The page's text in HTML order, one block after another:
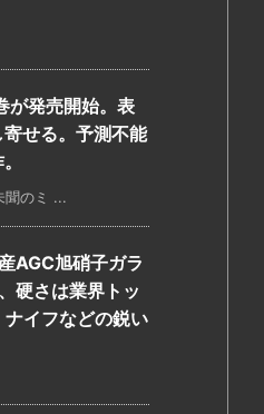
が発売開始。表
せる。予測不能
聞のミ ...
AGC旭硝子ガラ
硬さは業界トッ
イフなどの鋭い